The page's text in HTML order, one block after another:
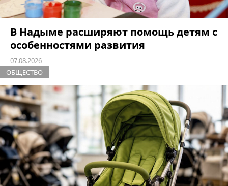
В Надыме расширяют помощь детям с
особенностями развития
07.08.2026
ОБЩЕСТВО